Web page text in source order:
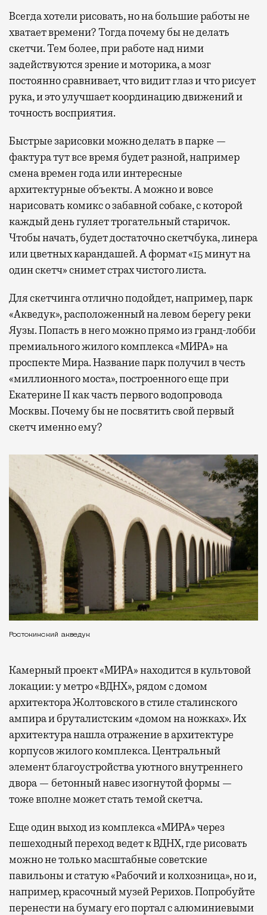
Всегда хотели рисовать, но на большие работы не
хватает времени? Тогда почему бы не делать
скетчи. Тем более, при работе над ними
задействуются зрение и моторика, а мозг
постоянно сравнивает, что видит глаз и что рисует
рука, и это улучшает координацию движений и
точность восприятия.
Быстрые зарисовки можно делать в парке —
фактура тут все время будет разной, например
смена времен года или интересные
архитектурные объекты. А можно и вовсе
нарисовать комикс о забавной собаке, с которой
каждый день гуляет трогательный старичок.
Чтобы начать, будет достаточно скетчбука, линера
или цветных карандашей. А формат «15 минут на
один скетч» снимет страх чистого листа.
Для скетчинга отлично подойдет, например, парк
«Акведук», расположенный на левом берегу реки
Яузы. Попасть в него можно прямо из гранд-лобби
премиального жилого комплекса «МИРА» на
проспекте Мира. Название парк получил в честь
«миллионного моста», построенного еще при
Екатерине II как часть первого водопровода
Москвы. Почему бы не посвятить свой первый
скетч именно ему?
Ростокинский акведук
Камерный проект «МИРА» находится в культовой
локации: у метро «ВДНХ», рядом с домом
архитектора Жолтовского в стиле сталинского
ампира и бруталистским «домом на ножках». Их
архитектура нашла отражение в архитектуре
корпусов жилого комплекса. Центральный
элемент благоустройства уютного внутреннего
двора — бетонный навес изогнутой формы —
тоже вполне может стать темой скетча.
Еще один выход из комплекса «МИРА» через
пешеходный переход ведет к ВДНХ, где рисовать
можно не только масштабные советские
павильоны и статую «Рабочий и колхозница», но и,
например, красочный музей Рерихов. Попробуйте
перенести на бумагу его портал с алюминиевыми